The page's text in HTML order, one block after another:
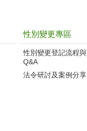
性別變更專區
性別變更登記流程與
Q&A
法令研討及案例分享